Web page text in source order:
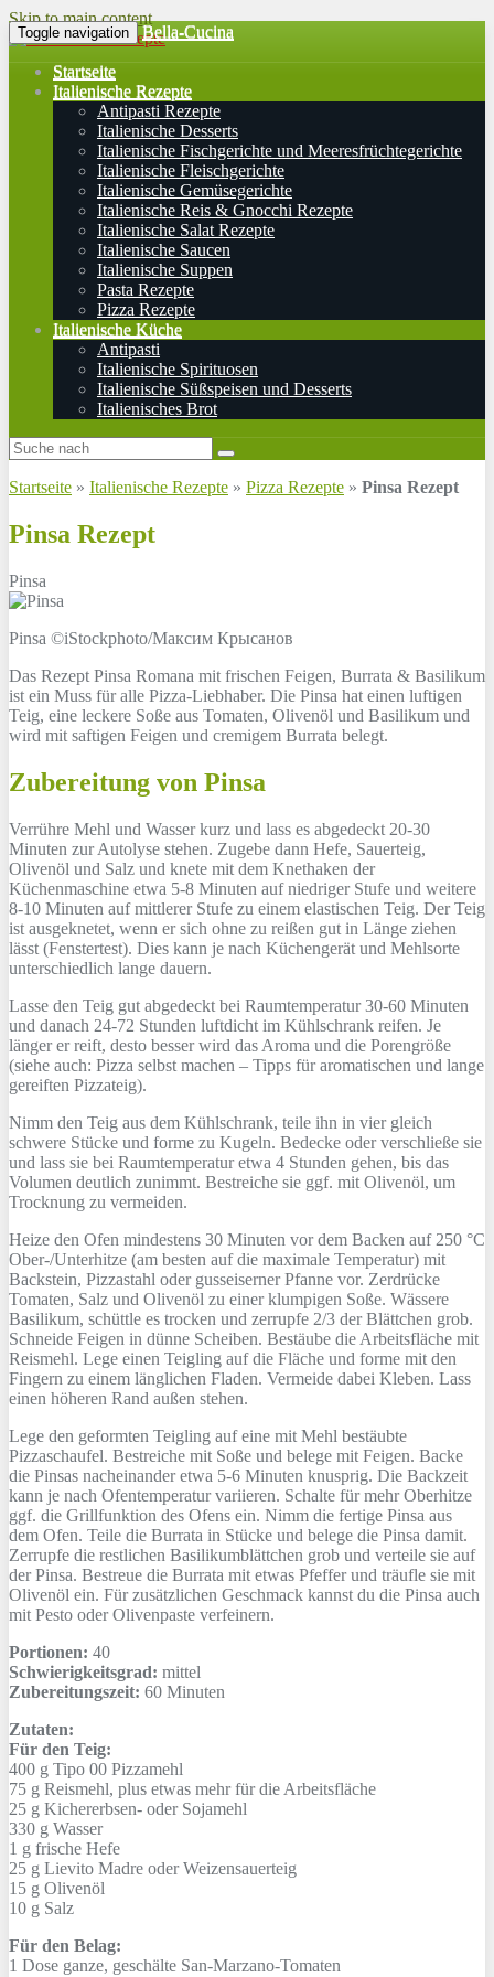
Skip to main content
Toggle navigation Bella-Cucina
Startseite
Italienische Rezepte
Antipasti Rezepte
Italienische Desserts
Italienische Fischgerichte und Meeresfrüchtegerichte
Italienische Fleischgerichte
Italienische Gemüsegerichte
Italienische Reis & Gnocchi Rezepte
Italienische Salat Rezepte
Italienische Saucen
Italienische Suppen
Pasta Rezepte
Pizza Rezepte
Italienische Küche
Antipasti
Italienische Spirituosen
Italienische Süßspeisen und Desserts
Italienisches Brot
Startseite » Italienische Rezepte » Pizza Rezepte » Pinsa Rezept
Pinsa Rezept
Pinsa
Pinsa ©iStockphoto/Максим Крысанов
Das Rezept Pinsa Romana mit frischen Feigen, Burrata & Basilikum
ist ein Muss für alle Pizza-Liebhaber. Die Pinsa hat einen luftigen
Teig, eine leckere Soße aus Tomaten, Olivenöl und Basilikum und
wird mit saftigen Feigen und cremigem Burrata belegt.
Zubereitung von Pinsa
Verrühre Mehl und Wasser kurz und lass es abgedeckt 20-30
Minuten zur Autolyse stehen. Zugebe dann Hefe, Sauerteig,
Olivenöl und Salz und knete mit dem Knethaken der
Küchenmaschine etwa 5-8 Minuten auf niedriger Stufe und weitere
8-10 Minuten auf mittlerer Stufe zu einem elastischen Teig. Der Teig
ist ausgeknetet, wenn er sich ohne zu reißen gut in Länge ziehen
lässt (Fenstertest). Dies kann je nach Küchengerät und Mehlsorte
unterschiedlich lange dauern.
Lasse den Teig gut abgedeckt bei Raumtemperatur 30-60 Minuten
und danach 24-72 Stunden luftdicht im Kühlschrank reifen. Je
länger er reift, desto besser wird das Aroma und die Porengröße
(siehe auch: Pizza selbst machen – Tipps für aromatischen und lange
gereiften Pizzateig).
Nimm den Teig aus dem Kühlschrank, teile ihn in vier gleich
schwere Stücke und forme zu Kugeln. Bedecke oder verschließe sie
und lass sie bei Raumtemperatur etwa 4 Stunden gehen, bis das
Volumen deutlich zunimmt. Bestreiche sie ggf. mit Olivenöl, um
Trocknung zu vermeiden.
Heize den Ofen mindestens 30 Minuten vor dem Backen auf 250 °C
Ober-/Unterhitze (am besten auf die maximale Temperatur) mit
Backstein, Pizzastahl oder gusseiserner Pfanne vor. Zerdrücke
Tomaten, Salz und Olivenöl zu einer klumpigen Soße. Wässere
Basilikum, schüttle es trocken und zerrupfe 2/3 der Blättchen grob.
Schneide Feigen in dünne Scheiben. Bestäube die Arbeitsfläche mit
Reismehl. Lege einen Teigling auf die Fläche und forme mit den
Fingern zu einem länglichen Fladen. Vermeide dabei Kleben. Lass
einen höheren Rand außen stehen.
Lege den geformten Teigling auf eine mit Mehl bestäubte
Pizzaschaufel. Bestreiche mit Soße und belege mit Feigen. Backe
die Pinsas nacheinander etwa 5-6 Minuten knusprig. Die Backzeit
kann je nach Ofentemperatur variieren. Schalte für mehr Oberhitze
ggf. die Grillfunktion des Ofens ein. Nimm die fertige Pinsa aus
dem Ofen. Teile die Burrata in Stücke und belege die Pinsa damit.
Zerrupfe die restlichen Basilikumblättchen grob und verteile sie auf
der Pinsa. Bestreue die Burrata mit etwas Pfeffer und träufle sie mit
Olivenöl ein. Für zusätzlichen Geschmack kannst du die Pinsa auch
mit Pesto oder Olivenpaste verfeinern.
Portionen: 40
Schwierigkeitsgrad: mittel
Zubereitungszeit: 60 Minuten
Zutaten:
Für den Teig:
400 g Tipo 00 Pizzamehl
75 g Reismehl, plus etwas mehr für die Arbeitsfläche
25 g Kichererbsen- oder Sojamehl
330 g Wasser
1 g frische Hefe
25 g Lievito Madre oder Weizensauerteig
15 g Olivenöl
10 g Salz
Für den Belag:
1 Dose ganze, geschälte San-Marzano-Tomaten